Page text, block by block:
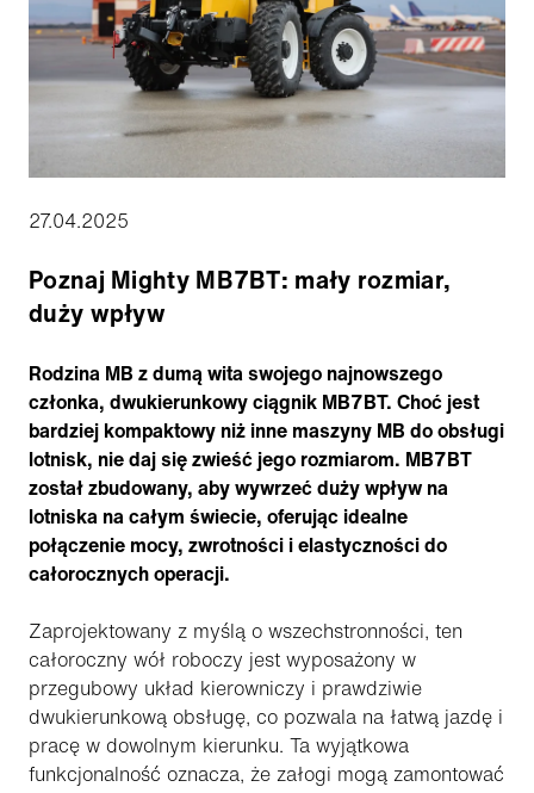
27.04.2025
Poznaj Mighty MB7BT: mały rozmiar,
duży wpływ
Rodzina MB z dumą wita swojego najnowszego
członka, dwukierunkowy ciągnik MB7BT. Choć jest
bardziej kompaktowy niż inne maszyny MB do obsługi
lotnisk, nie daj się zwieść jego rozmiarom. MB7BT
został zbudowany, aby wywrzeć duży wpływ na
lotniska na całym świecie, oferując idealne
połączenie mocy, zwrotności i elastyczności do
całorocznych operacji.
Zaprojektowany z myślą o wszechstronności, ten
całoroczny wół roboczy jest wyposażony w
przegubowy układ kierowniczy i prawdziwie
dwukierunkową obsługę, co pozwala na łatwą jazdę i
pracę w dowolnym kierunku. Ta wyjątkowa
funkcjonalność oznacza, że załogi mogą zamontować